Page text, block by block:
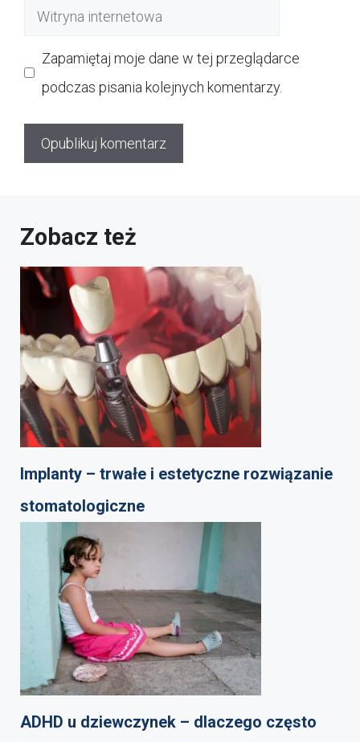
Witryna
Zapamiętaj moje dane w tej przeglądarce
podczas pisania kolejnych komentarzy.
Zobacz też
Implanty – trwałe i estetyczne rozwiązanie
stomatologiczne
ADHD u dziewczynek – dlaczego często